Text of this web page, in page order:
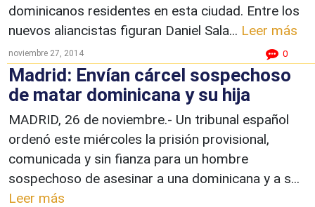
dominicanos residentes en esta ciudad. Entre los
nuevos aliancistas figuran Daniel Sala... Leer más
noviembre 27, 2014 0
Madrid: Envían cárcel sospechoso
de matar dominicana y su hija
MADRID, 26 de noviembre.- Un tribunal español
ordenó este miércoles la prisión provisional,
comunicada y sin fianza para un hombre
sospechoso de asesinar a una dominicana y a s...
Leer más